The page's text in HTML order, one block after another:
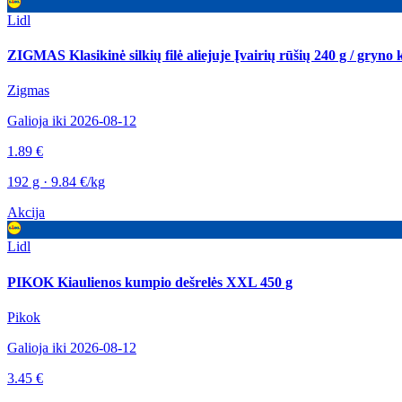
Lidl
ZIGMAS Klasikinė silkių filė aliejuje Įvairių rūšių 240 g / gryno
Zigmas
Galioja iki 2026-08-12
1.89 €
192 g · 9.84 €/kg
Akcija
Lidl
PIKOK Kiaulienos kumpio dešrelės XXL 450 g
Pikok
Galioja iki 2026-08-12
3.45 €